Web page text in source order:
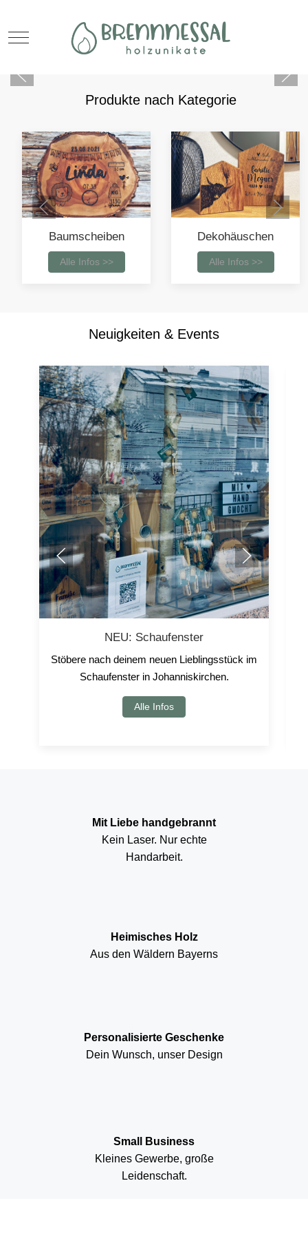
Mobile Menu Toggle
Produkte nach Kategorie
Baumscheiben
Alle Infos >>
Dekohäuschen
Alle Infos >>
Neuigkeiten & Events
NEU: Schaufenster
Stöbere nach deinem neuen Lieblingsstück im
Schaufenster in Johanniskirchen.
Alle Infos
Mit Liebe handgebrannt
Kein Laser. Nur echte
Handarbeit.
Heimisches Holz
Aus den Wäldern Bayerns
Personalisierte Geschenke
Dein Wunsch, unser Design
Small Business
Kleines Gewerbe, große
Leidenschaft.